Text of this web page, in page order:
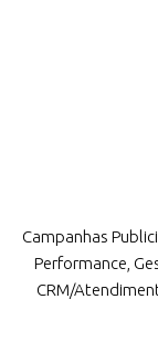
Campanhas
Performance,
CRM/